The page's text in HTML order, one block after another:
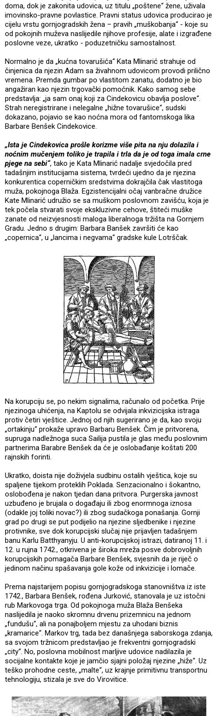
doma, dok je zakonita udovica, uz titulu „poštene“ žene, uživala
imovinsko-pravne povlastice. Pravni status udovica producirao je
cijelu vrstu gornjogradskih žena – pravih „muškobanja“ - koje su
od pokojnih muževa naslijedile njihove profesije, alate i izgrađene
poslovne veze, ukratko - poduzetničku samostalnost.
Normalno je da „kućna tovarušića“ Kata Mlinarić strahuje od
činjenica da njezin Adam sa živahnom udovicom provodi prilično
vremena. Premda gumbar po vlastitom zanatu, dodatno je bio
angažiran kao njezin trgovački pomoćnik. Kako samog sebe
predstavlja: „ja sam onaj koji za Cindekovicu obavlja poslove“.
Strah neregistrirane i nelegalne „hižne tovarušice“, sudski
dokazano, pojavio se kao noćna mora od fantomskoga lika
Barbare Benšek Cindekovice.
„Ista je Cindekovica prošle korizme više pita na nju dolazila i
noćnim mučenjem toliko je trapila i trla da je od toga imala crne
pjege na sebi“, tako je Kata Mlinarić nadalje svjedočila pred
tadašnjim institucijama sistema, tvrdeći ujedno da je njezina
konkurentica coperničkim sredstvima dokrajčila čak vlastitoga
muža, pokojnoga Blaža. Egzistencijalni očaj vanbračne družice
Kate Mlinarić udružio se sa muškom poslovnom zavišću, koja je
tek počela stvarati svoje ekskluzivne cehove, štiteći muške
zanate od neizvjesnosti maloga liberalnoga tržišta na Gornjem
Gradu. Jedno s drugim: Barbara Banšek završiti će kao
„copernica“, u „lancima i negvama“ gradske kule Lotrščak.
Na korupciju se, po nekim signalima, računalo od početka. Prije
njezinoga uhićenja, na Kaptolu se odvijala inkvizicijska istraga
protiv četiri vještice. Jednoj od njih sugerirano je da, kao svoju
„ortakinju“ prokaže upravo Barbaru Benšek. Čim je pritvorena,
supruga nadležnoga suca Sailija pustila je glas među poslovnim
partnerima Barabre Benšek da će je oslobađanje koštati 200
rajnskih forinti.
Ukratko, doista nije doživjela sudbinu ostalih vještica, koje su
spaljene tijekom proteklih Poklada. Senzacionalno i šokantno,
oslobođena je nakon tjedan dana pritvora. Purgerska javnost
uzbuđeno je brujala o događaju ili zbog enormnoga iznosa
(odakle joj toliki novac?) ili zbog sudačkoga ponašanja. Gornji
grad po drugi se put podijelio na njezine sljedbenike i njezine
protivnike, sve dok korupcijski slučaj nije prijavljen tadašnjem
banu Karlu Batthyanyju. U anti-korupcijskoj istrazi, datiranoj 11. i
12. u rujna 1742., otkrivena je široka mreža posve dobrovoljnih
korupcijskih pomagača Barbare Benšek, svjesnih da je riječ o
jedinom načinu spašavanja gole kože od inkvizicije i lomače.
Prema najstarijem popisu gornjogradskoga stanovništva iz iste
1742., Barbara Benšek, rođena Jurković, stanovala je uz istočni
rub Markovoga trga. Od pokojnoga muža Blaža Benšeka
naslijedila je naoko skromnu drvenu prizemnicu na jednom
„fundušu“, ali na ponajboljem mjestu za uhodani biznis
„kramarice“. Markov trg, tada bez današnjega saborskoga zdanja,
sa svojom tržnicom predstavljao je frekventni gornjogradski
„city“. No, poslovna mobilnost marljive udovice nadilazila je
socijalne kontakte koje je jamčio sjajni položaj njezine „hiže“. Uz
teško prohodne ceste, „malte“, uz krajnje primitivnu transportnu
tehnologiju, stizala je sve do Virovitice.